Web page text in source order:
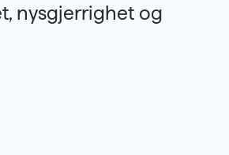
nysgjerrighet og